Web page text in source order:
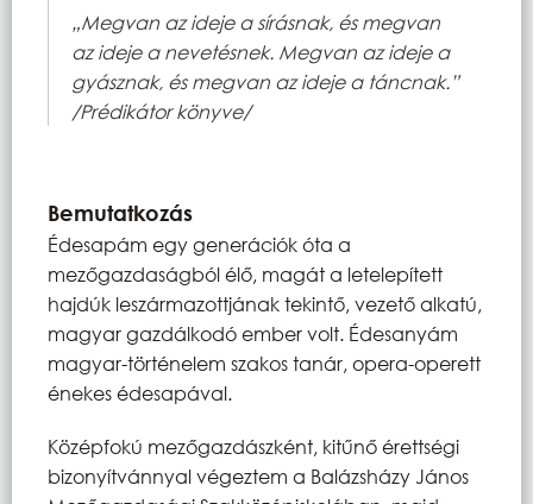
„Megvan az ideje a sírásnak, és megvan
az ideje a nevetésnek. Megvan az ideje a
gyásznak, és megvan az ideje a táncnak.”
/Prédikátor könyve/
Bemutatkozás
Édesapám egy generációk óta a
mezőgazdaságból élő, magát a letelepített
hajdúk leszármazottjának tekintő, vezető alkatú,
magyar gazdálkodó ember volt. Édesanyám
magyar-történelem szakos tanár, opera-operett
énekes édesapával.
Középfokú mezőgazdászként, kitűnő érettségi
bizonyítvánnyal végeztem a Balázsházy János